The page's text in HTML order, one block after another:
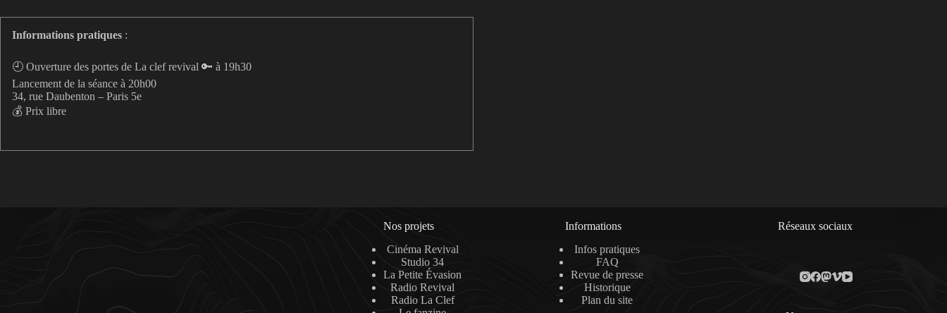
Informations pratiques :
🕘 Ouverture des portes de La clef revival 🔑 à 19h30
Lancement de la séance à 20h00
34, rue Daubenton – Paris 5e
💰 Prix libre
Nos projets
Cinéma Revival
Studio 34
La Petite Évasion
Radio Revival
Radio La Clef
Informations
Infos pratiques
FAQ
Revue de presse
Historique
Plan du site
Réseaux sociaux